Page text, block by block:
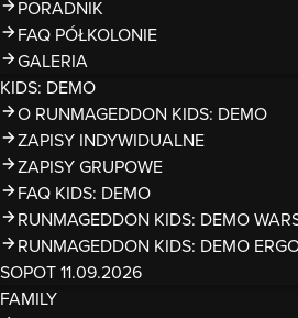
PORADNIK
FAQ PÓŁKOLONIE
GALERIA
KIDS: DEMO
O RUNMAGEDDON KIDS: DEMO
ZAPISY INDYWIDUALNE
ZAPISY GRUPOWE
FAQ KIDS: DEMO
RUNMAGEDDON KIDS: DEMO
RUNMAGEDDON KIDS: DEMO
SOPOT 11.09.2026
FAMILY